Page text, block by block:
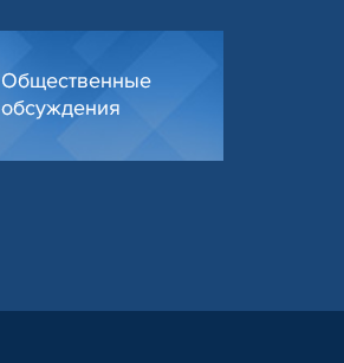
Общественные
обсуждения